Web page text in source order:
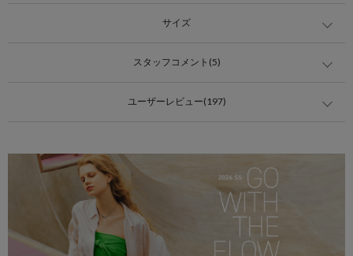
サイズ
スタッフコメント(5)
ユーザーレビュー(197)